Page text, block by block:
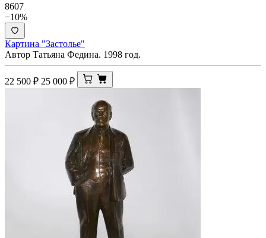
8607
−10%
Картина "Застолье"
Автор Татьяна Федина. 1998 год.
22 500 ₽ 25 000 ₽